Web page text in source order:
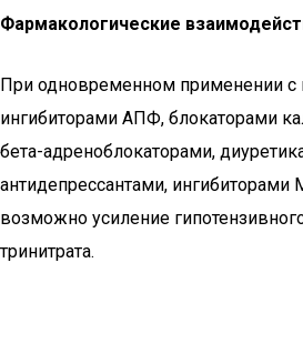
Фармакологические
При одновременном применении с
ингибиторами АПФ, блокаторами
бета-адреноблокаторами,
антидепрессантами,
возможно усиление
тринитрата.